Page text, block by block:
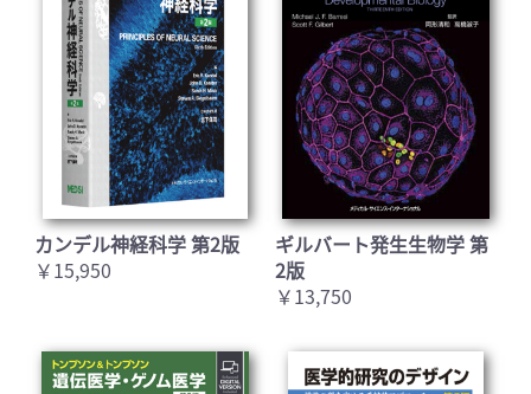
カンデル神経科学 第2版
￥15,950
ギルバート発生生物学 第
2版
￥13,750